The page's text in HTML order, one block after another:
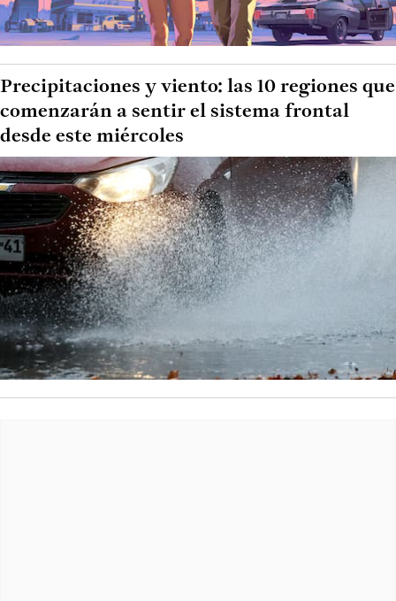
Precipitaciones y viento: las 10 regiones que
comenzarán a sentir el sistema frontal
desde este miércoles